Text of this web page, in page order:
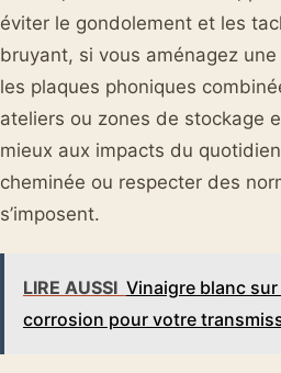
éviter le gondolement et les
bruyant, si vous aménagez
les plaques phoniques
ateliers ou zones de stockage
mieux aux impacts du
cheminée ou respecter des
s’imposent.
LIRE AUSSI Vinaigre blanc
corrosion pour votre